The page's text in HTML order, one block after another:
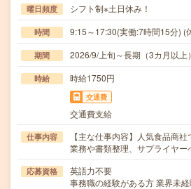
曜日頻度 シフト制※土日休み！
時間 9:15～17:30(実働:7時間15分) (
期間 2026/9/上旬～長期（3カ月以
時給 時給1750円
交通費
交通費支給
仕事内容
【主な仕事内容】人気食品商
業務や書類整理、サプライヤ
応募資格
英語力不要
事務職の経験がある方 業界未経